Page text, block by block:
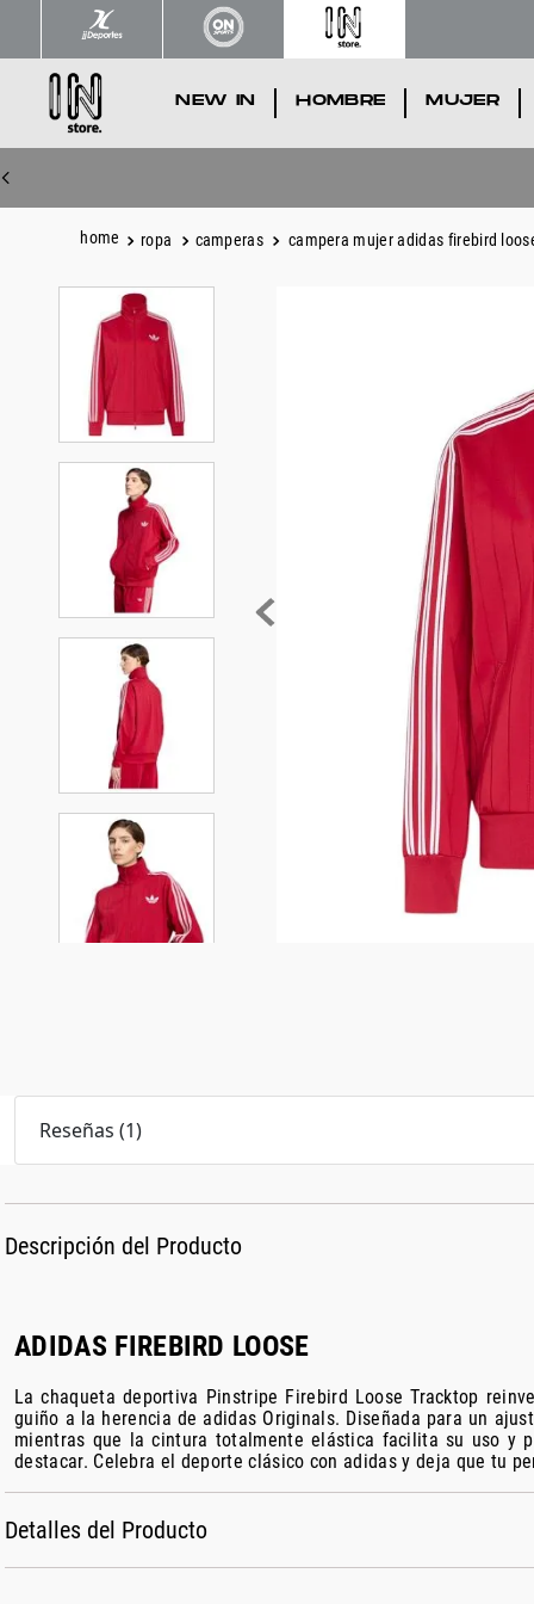
NEW IN HOMBRE MUJER
ropa camperas campera mujer adidas firebird
Reseñas (1)
Descripción del Producto
ADIDAS FIREBIRD LOOSE
La chaqueta deportiva Pinstripe Firebird Loose Tracktop
guiño a la herencia de adidas Originals. Diseñada para un
mientras que la cintura totalmente elástica facilita su uso y
destacar. Celebra el deporte clásico con adidas y deja que tu
Detalles del Producto